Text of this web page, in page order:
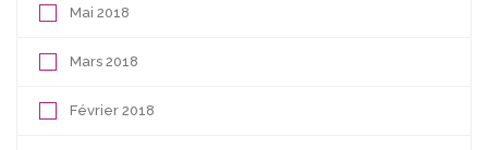
Mai 2018
Mars 2018
Février 2018